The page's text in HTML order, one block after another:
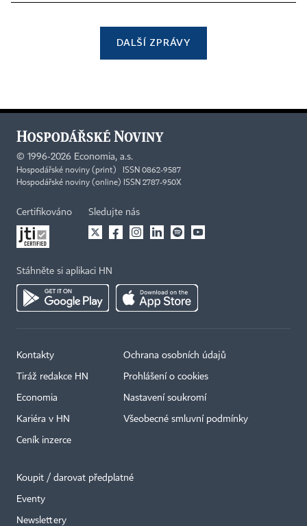
DALŠÍ ZPRÁVY
© 1996-2026 Economia, a.s.
Hospodářské noviny (print) ISSN 0862-9587
Hospodářské noviny (online) ISSN 2787-950X
Certifikováno Sledujte nás
Stáhněte si aplikaci HN
Kontakty
Tiráž redakce HN
Economia
Kariéra v HN
Ceník inzerce
Ochrana osobních údajů
Prohlášení o cookies
Nastavení soukromí
Všeobecné smluvní podmínky
Koupit / darovat předplatné
Eventy
Newslettery